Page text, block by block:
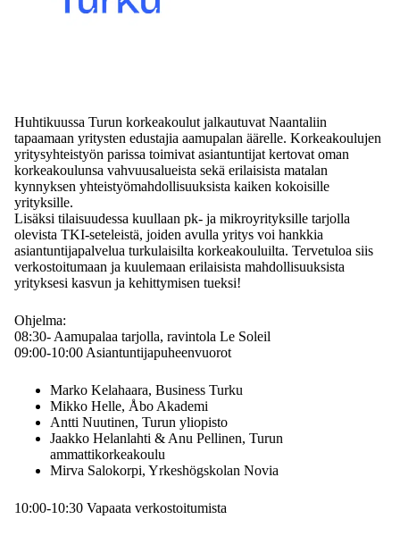
Huhtikuussa Turun korkeakoulut jalkautuvat Naantaliin
tapaamaan yritysten edustajia aamupalan äärelle. Korkeakoulujen
yritysyhteistyön parissa toimivat asiantuntijat kertovat oman
korkeakoulunsa vahvuusalueista sekä erilaisista matalan
kynnyksen yhteistyömahdollisuuksista kaiken kokoisille
yrityksille.
Lisäksi tilaisuudessa kuullaan pk- ja mikroyrityksille tarjolla
olevista TKI-seteleistä, joiden avulla yritys voi hankkia
asiantuntijapalvelua turkulaisilta korkeakouluilta. Tervetuloa siis
verkostoitumaan ja kuulemaan erilaisista mahdollisuuksista
yrityksesi kasvun ja kehittymisen tueksi!
Ohjelma:
08:30- Aamupalaa tarjolla, ravintola Le Soleil
09:00-10:00 Asiantuntijapuheenvuorot
Marko Kelahaara, Business Turku
Mikko Helle, Åbo Akademi
Antti Nuutinen, Turun yliopisto
Jaakko Helanlahti & Anu Pellinen, Turun
ammattikorkeakoulu
Mirva Salokorpi, Yrkeshögskolan Novia
10:00-10:30 Vapaata verkostoitumista